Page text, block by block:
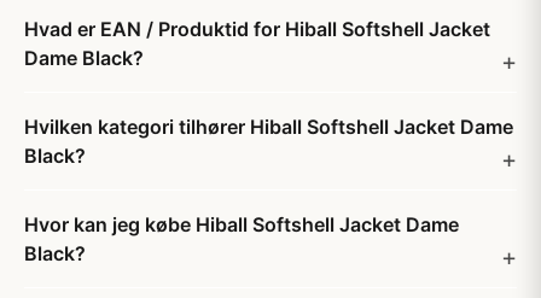
Hvad er EAN / Produktid for Hiball Softshell Jacket
Dame Black?
Hvilken kategori tilhører Hiball Softshell Jacket Dame
Black?
Hvor kan jeg købe Hiball Softshell Jacket Dame
Black?